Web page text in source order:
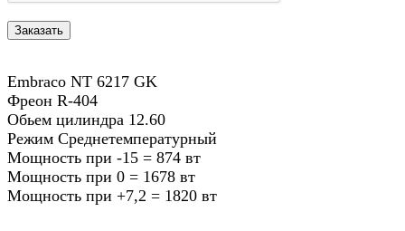
Embraco NT 6217 GK
Фреон R-404
Обьем цилиндра 12.60
Режим Среднетемпературный
Мощность при -15 = 874 вт
Мощность при 0 = 1678 вт
Мощность при +7,2 = 1820 вт